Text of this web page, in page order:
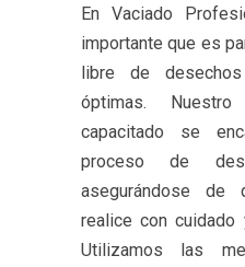
En Vaciado
importante que es
libre de
óptimas.
capacitado se
proceso de
asegurándose
realice con cuidado
Utilizamos las